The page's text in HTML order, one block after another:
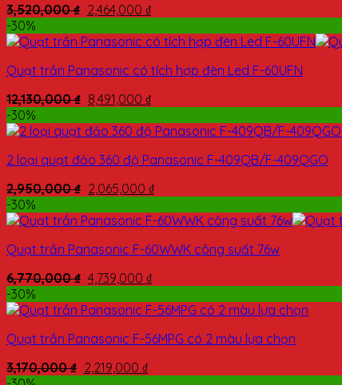
3,520,000₫ 2,464,000 ₫
-30%
Quạt trần Panasonic có tích hợp đèn Led F-60UFN
12,130,000₫ 8,491,000 ₫
-30%
2 loại quạt đảo 360 độ Panasonic F-409QB/F-409QGO
2,950,000₫ 2,065,000 ₫
-30%
Quạt trần Panasonic F-60WWK công suất 76w
6,770,000₫ 4,739,000 ₫
-30%
Quạt trần Panasonic F-56MPG có 2 màu lựa chọn
3,170,000₫ 2,219,000 ₫